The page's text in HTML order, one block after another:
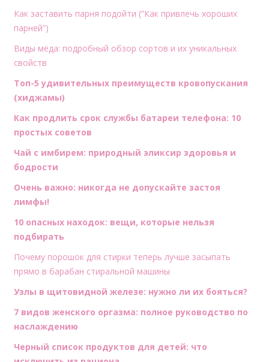
Как заставить парня подойти (“Как привлечь хороших
парней”)
Виды мёда: подробный обзор сортов и их уникальных
свойств
Топ-5 удивительных преимуществ кровопускания
(хиджамы)
Как продлить срок службы батареи телефона: 10
простых советов
Чай с имбирем: природный эликсир здоровья и
бодрости
Очень важно: никогда не допускайте застоя
лимфы!
10 опасных находок: вещи, которые нельзя
подбирать
Почему порошок для стирки теперь лучше засыпать
прямо в барабан стиральной машины
Узлы в щитовидной железе: нужно ли их бояться?
7 видов женского оргазма: полное руководство по
наслаждению
Черный список продуктов для детей: что